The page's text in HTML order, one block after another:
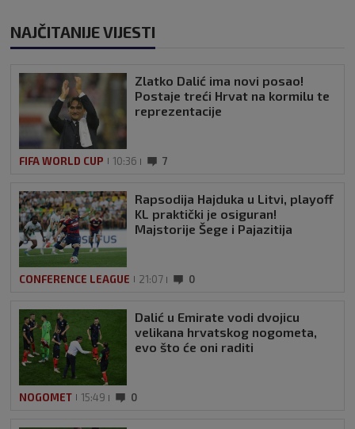
NAJČITANIJE VIJESTI
Zlatko Dalić ima novi posao!
Postaje treći Hrvat na kormilu te
reprezentacije
FIFA WORLD CUP 10:36 7
Rapsodija Hajduka u Litvi, playoff
KL praktički je osiguran!
Majstorije Šege i Pajazitija
CONFERENCE LEAGUE 21:07 0
Dalić u Emirate vodi dvojicu
velikana hrvatskog nogometa,
evo što će oni raditi
NOGOMET 15:49 0